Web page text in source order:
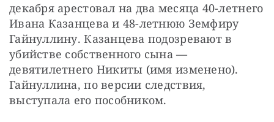
декабря арестовал на два месяца 40-летнего
Ивана Казанцева и 48-летнюю Земфиру
Гайнуллину. Казанцева подозревают в
убийстве собственного сына —
девятилетнего Никиты (имя изменено).
Гайнуллина, по версии следствия,
выступала его пособником.